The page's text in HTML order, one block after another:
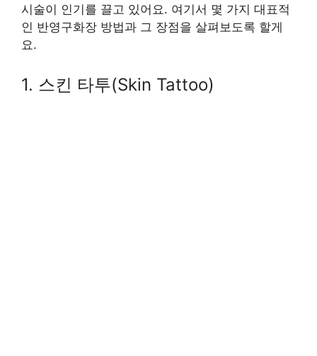
시술이 인기를 끌고 있어요. 여기서 몇 가지 대표적
인 반영구화장 방법과 그 장점을 살펴보도록 할게
요.
1. 스킨 타투(Skin Tattoo)